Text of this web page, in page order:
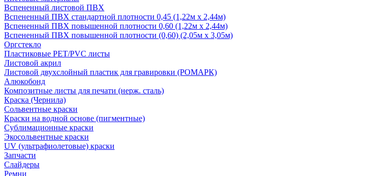
Вспененный листовой ПВХ
Вспененный ПВХ стандартной плотности 0,45 (1,22м х 2,44м)
Вспененный ПВХ повышенной плотности 0,60 (1,22м х 2,44м)
Вспененный ПВХ повышенной плотности (0,60) (2,05м х 3,05м)
Оргстекло
Пластиковые PET/PVC листы
Листовой акрил
Листовой двухслойный пластик для гравировки (РОМАРК)
Алюкобонд
Композитные листы для печати (нерж. сталь)
Краска (Чернила)
Сольвентные краски
Краски на водной основе (пигментные)
Сублимационные краски
Экосольвентные краски
UV (ультрафиолетовые) краски
Запчасти
Слайдеры
Ремни